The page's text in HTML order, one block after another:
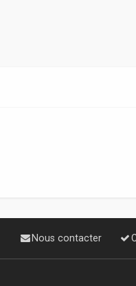
Nous contacter